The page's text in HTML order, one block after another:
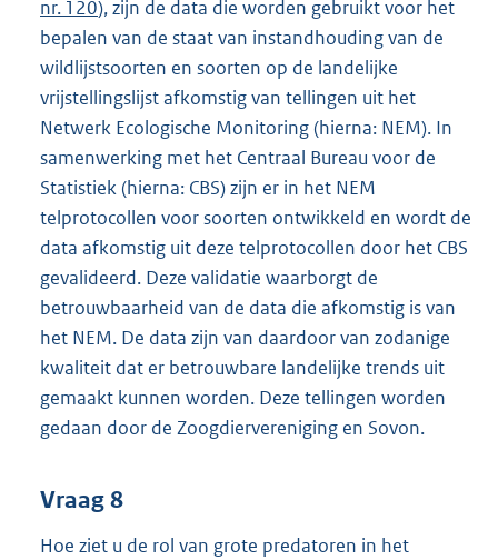
nr. 120), zijn de data die worden gebruikt voor het
bepalen van de staat van instandhouding van de
wildlijstsoorten en soorten op de landelijke
vrijstellingslijst afkomstig van tellingen uit het
Netwerk Ecologische Monitoring (hierna: NEM). In
samenwerking met het Centraal Bureau voor de
Statistiek (hierna: CBS) zijn er in het NEM
telprotocollen voor soorten ontwikkeld en wordt de
data afkomstig uit deze telprotocollen door het CBS
gevalideerd. Deze validatie waarborgt de
betrouwbaarheid van de data die afkomstig is van
het NEM. De data zijn van daardoor van zodanige
kwaliteit dat er betrouwbare landelijke trends uit
gemaakt kunnen worden. Deze tellingen worden
gedaan door de Zoogdiervereniging en Sovon.
Vraag 8
Hoe ziet u de rol van grote predatoren in het